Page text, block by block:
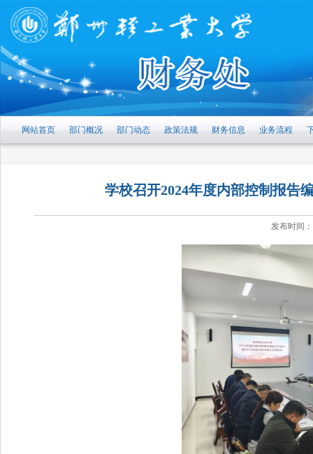
网站首页 部门概况 部门动态 政策法规 财务信息 业务流程
学校召开2024年度内部控制报告
发布时间